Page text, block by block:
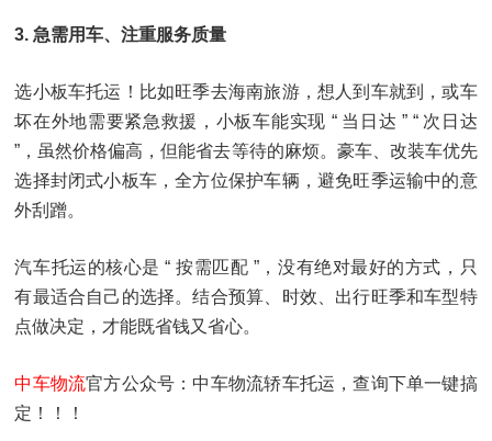
3. 急需用车、注重服务质量
选小板车托运！比如旺季去海南旅游，想人到车就到，或车
坏在外地需要紧急救援，小板车能实现 “ 当日达 ” “ 次日达
”，虽然价格偏高，但能省去等待的麻烦。豪车、改装车优先
选择封闭式小板车，全方位保护车辆，避免旺季运输中的意
外刮蹭。
汽车托运的核心是 “ 按需匹配 ”，没有绝对最好的方式，只
有最适合自己的选择。结合预算、时效、出行旺季和车型特
点做决定，才能既省钱又省心。
中车物流官方公众号：中车物流轿车托运，查询下单一键搞
定！！！